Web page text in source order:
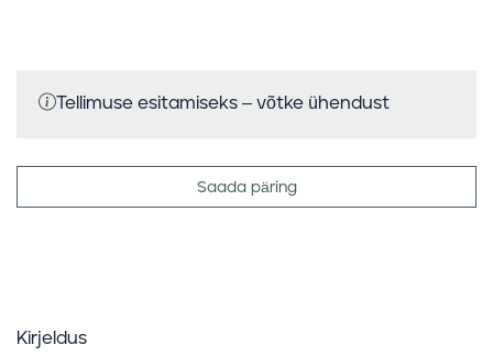
Tellimuse esitamiseks – võtke ühendust
Saada päring
Kirjeldus